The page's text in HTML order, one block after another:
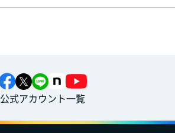
公式アカウント一覧